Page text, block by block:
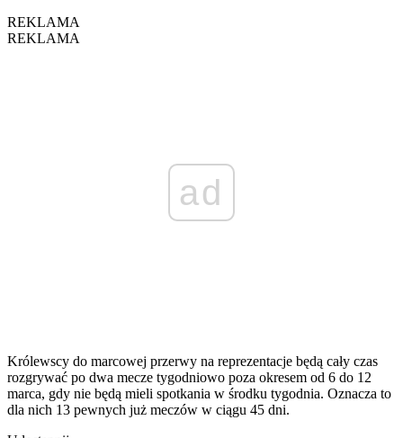
REKLAMA
REKLAMA
ad
Królewscy do marcowej przerwy na reprezentacje będą cały czas
rozgrywać po dwa mecze tygodniowo poza okresem od 6 do 12
marca, gdy nie będą mieli spotkania w środku tygodnia. Oznacza to
dla nich 13 pewnych już meczów w ciągu 45 dni.